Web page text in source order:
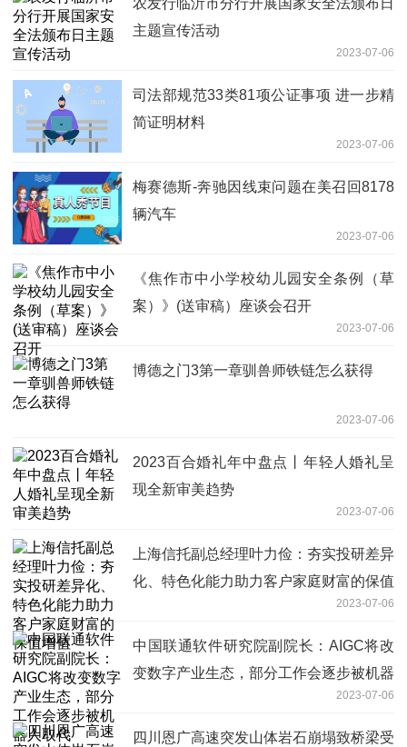
主题宣传活动
2023-07-06
司法部规范33类81项公证事项 进一步精
简证明材料
2023-07-06
梅赛德斯-奔驰因线束问题在美召回8178
辆汽车
2023-07-06
《焦作市中小学校幼儿园安全条例（草
案）》(送审稿）座谈会召开
2023-07-06
博德之门3第一章驯兽师铁链怎么获得
2023-07-06
2023百合婚礼年中盘点丨年轻人婚礼呈
现全新审美趋势
2023-07-06
上海信托副总经理叶力俭：夯实投研差异
化、特色化能力助力客户家庭财富的保值
2023-07-06
中国联通软件研究院副院长：AIGC将改
变数字产业生态，部分工作会逐步被机器
2023-07-06
四川恩广高速突发山体岩石崩塌致桥梁受